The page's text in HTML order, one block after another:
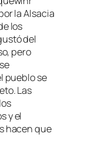
la Alsacia
los
del
pero
pueblo se
Las
y el
hacen que